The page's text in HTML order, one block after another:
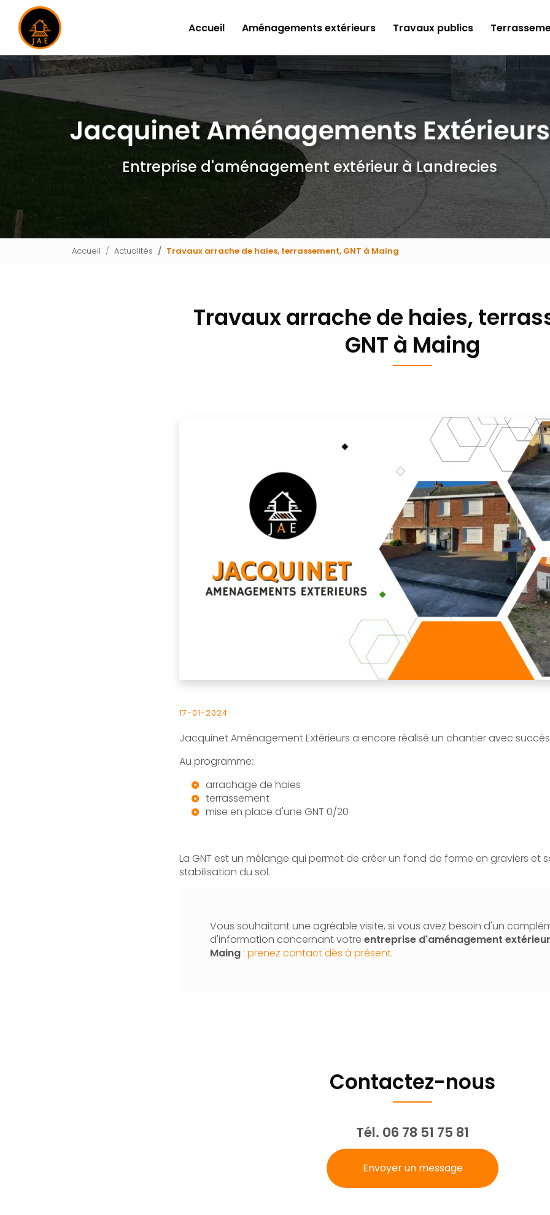
contenu
principal
Accueil
Aménagements extérieurs Travaux publics
Entreprise d'aménagement extérieurà Landrecies
Accueil Actualités Travaux arrache de haies, terrassement, GNT à Maing
Travaux arrache de haies,
GNT à Maing
17-01-2024
Jacquinet Aménagement Extérieurs a encore réalisé un chantier avec
Au programme:
arrachage de haies
terrassement
mise en place d'une GNT 0/20
La GNT est un mélange qui permet de créer un fond de forme en graviers et
stabilisation du sol.
Vous souhaitant une agréable visite, si vous avez besoin d'un
d'information concernant votre entreprise d'aménagement extérieur
Maing : prenez contact dès à présent.
Contactez-nous
Tél. 06 78 51 75 81
Envoyer un message